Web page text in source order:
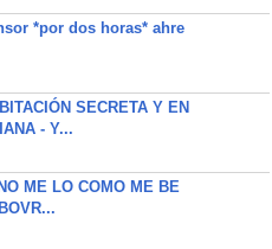
*por dos horas* ahre
SECRETA Y EN
- Y...
ME LO COMO ME BE